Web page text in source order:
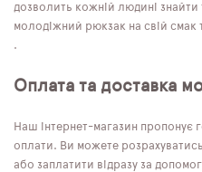
дозволить кожній людині
молодіжний рюкзак на свій смак
.
Оплата та доставка
Наш інтернет-магазин пропонує
оплати. Ви можете розрахуватись
або заплатити відразу за